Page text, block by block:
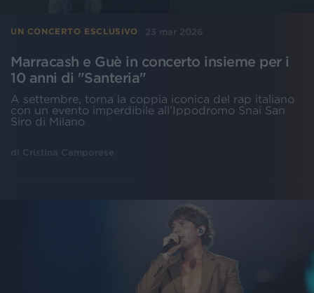
UN CONCERTO ESCLUSIVO 23 mar 2026
Marracash e Guè in concerto insieme per i
10 anni di "Santeria"
A settembre, torna la coppia iconica del rap italiano
con un evento imperdibile all’Ippodromo Snai San
Siro di Milano
di Cristina Camporese